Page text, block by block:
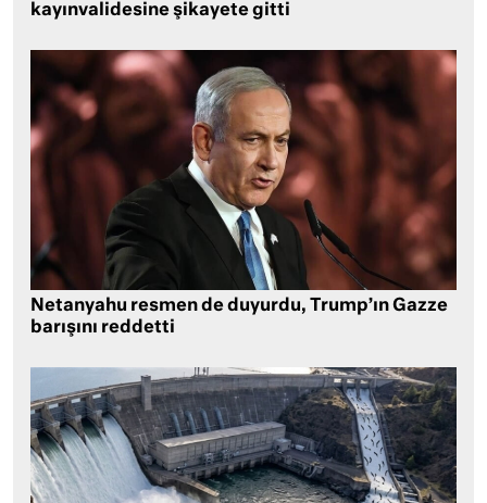
kayınvalidesine şikayete gitti
Netanyahu resmen de duyurdu, Trump’ın Gazze
barışını reddetti